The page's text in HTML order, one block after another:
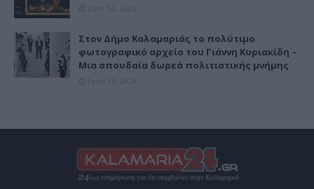
Στον Δήμο Καλαμαριάς το πολύτιμο
φωτογραφικό αρχείο του Γιάννη Κυριακίδη –
Μια σπουδαία δωρεά πολιτιστικής μνήμης